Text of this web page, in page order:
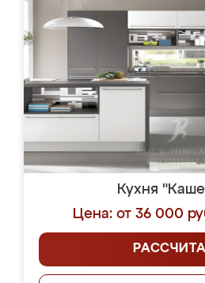
Кухня
Цена: от 36 000